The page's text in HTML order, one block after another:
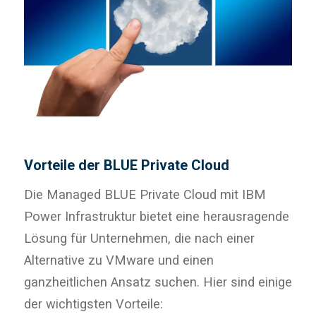
Vorteile der BLUE Private Cloud
Die Managed BLUE Private Cloud mit IBM
Power Infrastruktur bietet eine herausragende
Lösung für Unternehmen, die nach einer
Alternative zu VMware und einen
ganzheitlichen Ansatz suchen. Hier sind einige
der wichtigsten Vorteile: